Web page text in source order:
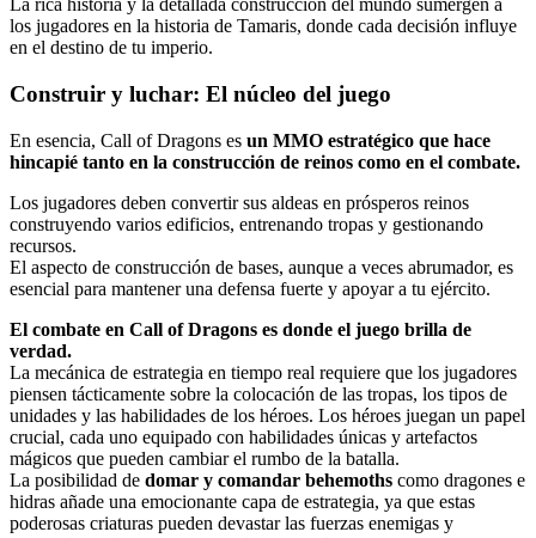
La rica historia y la detallada construcción del mundo sumergen a
los jugadores en la historia de Tamaris, donde cada decisión influye
en el destino de tu imperio.
Construir y luchar: El núcleo del juego
En esencia, Call of Dragons es un MMO estratégico que hace
hincapié tanto en la construcción de reinos como en el combate.
Los jugadores deben convertir sus aldeas en prósperos reinos
construyendo varios edificios, entrenando tropas y gestionando
recursos.
El aspecto de construcción de bases, aunque a veces abrumador, es
esencial para mantener una defensa fuerte y apoyar a tu ejército.
El combate en Call of Dragons es donde el juego brilla de
verdad.
La mecánica de estrategia en tiempo real requiere que los jugadores
piensen tácticamente sobre la colocación de las tropas, los tipos de
unidades y las habilidades de los héroes. Los héroes juegan un papel
crucial, cada uno equipado con habilidades únicas y artefactos
mágicos que pueden cambiar el rumbo de la batalla.
La posibilidad de domar y comandar behemoths como dragones e
hidras añade una emocionante capa de estrategia, ya que estas
poderosas criaturas pueden devastar las fuerzas enemigas y